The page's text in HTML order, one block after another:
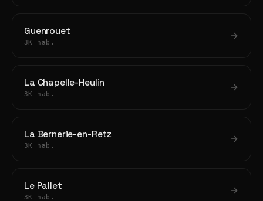
Guenrouet
3K hab.
La Chapelle-Heulin
3K hab.
La Bernerie-en-Retz
3K hab.
Le Pallet
3K hab.